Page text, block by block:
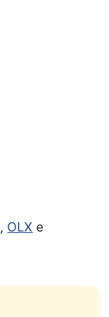
, OLX e